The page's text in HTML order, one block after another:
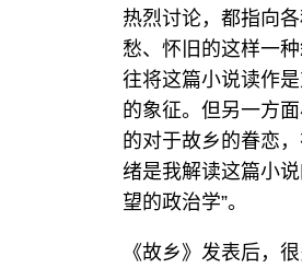
热烈讨论，都指向
愁、怀旧的这样一
往将这篇小说读作
的象征。但另一方
的对于故乡的眷恋
绪是我解读这篇小
望的政治学”。
《故乡》发表后，